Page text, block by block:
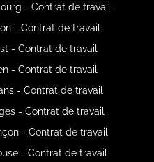
- Contrat de travail
- Contrat de travail
- Contrat de travail
- Contrat de travail
- Contrat de travail
- Contrat de travail
- Contrat de travail
- Contrat de travail